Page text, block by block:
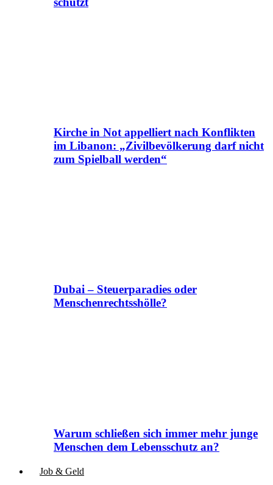
Kirche in Not appelliert nach Konflikten
im Libanon: „Zivilbevölkerung darf nicht
zum Spielball werden“
Dubai – Steuerparadies oder
Menschenrechtsshölle?
Warum schließen sich immer mehr junge
Menschen dem Lebensschutz an?
Job & Geld